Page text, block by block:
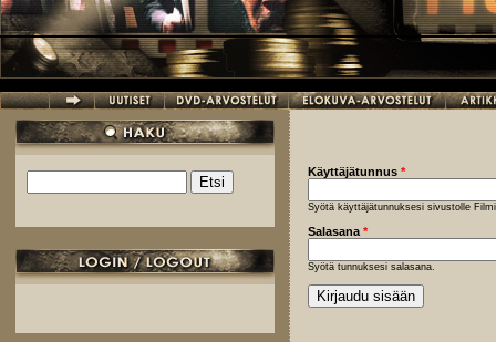
Hakulomake
Käyttäjätunnus *
Syötä käyttäjätunnuksesi sivustolle
Salasana *
Syötä tunnuksesi salasana.